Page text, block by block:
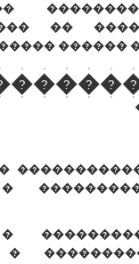
��
������
�
�